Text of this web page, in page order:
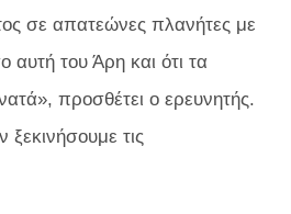
σε απατεώνες πλανήτες με
του Άρη και ότι τα
προσθέτει ο ερευνητής.
τις